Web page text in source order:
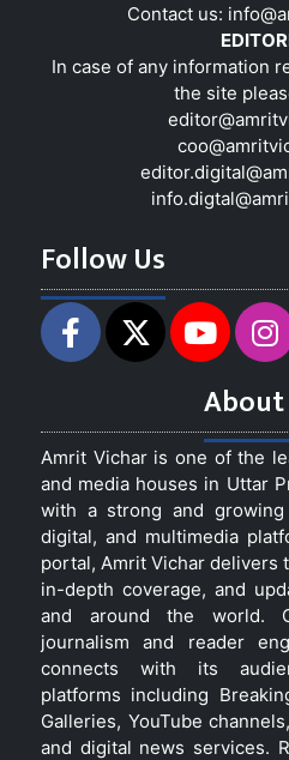
Contact us:
In case of any information
the site
Follow Us
About
Amrit Vichar is one of the
and media houses in Uttar
with a strong and
digital, and multimedia
portal, Amrit Vichar delivers
in-depth coverage, and
and around the world.
journalism and reader
connects with its
platforms including
Galleries, YouTube
and digital news services.